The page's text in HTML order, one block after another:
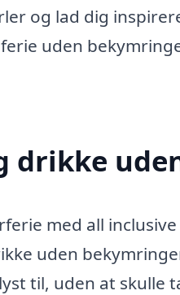
og lad dig
uden
drikke
med all
uden
til, uden at skulle